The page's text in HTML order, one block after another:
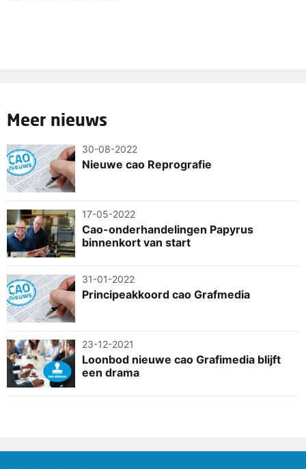
Meer nieuws
30-08-2022
Nieuwe cao Reprografie
17-05-2022
Cao-onderhandelingen Papyrus
binnenkort van start
31-01-2022
Principeakkoord cao Grafmedia
23-12-2021
Loonbod nieuwe cao Grafimedia blijft
een drama